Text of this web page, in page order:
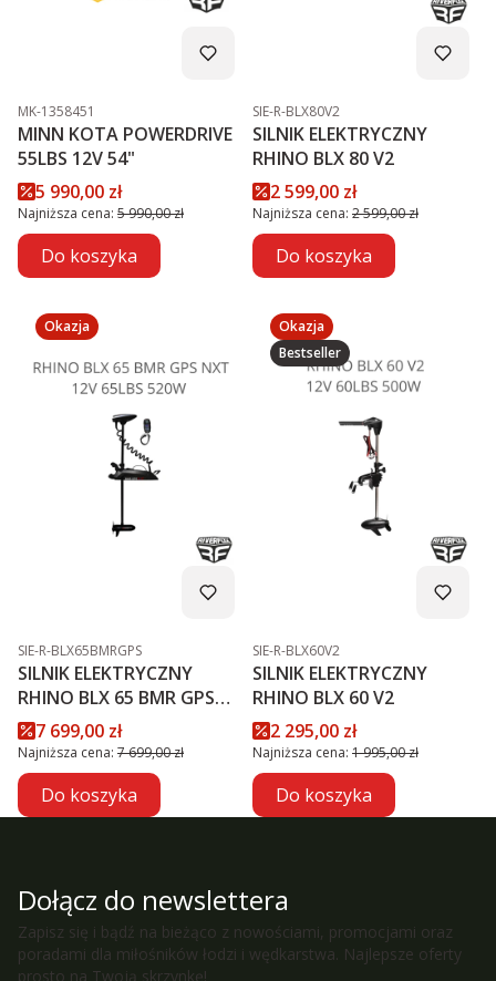
Kod produktu
MK-1358451
MINN KOTA POWERDRIVE
55LBS 12V 54"
Cena promocyjna
5 990,00 zł
Najniższa cena: 5 990,00 zł
Do koszyka
Kod produktu
SIE-R-BLX80V2
SILNIK ELEKTRYCZNY
RHINO BLX 80 V2
Cena promocyjna
2 599,00 zł
Najniższa cena: 2 599,00 zł
Do koszyka
Okazja
Kod produktu
SIE-R-BLX65BMRGPS
SILNIK ELEKTRYCZNY
RHINO BLX 65 BMR GPS
NXTCena promocyjna
7 699,00 zł
Najniższa cena: 7 699,00 zł
Do koszyka
Okazja
Bestseller
Kod produktu
SIE-R-BLX60V2
SILNIK ELEKTRYCZNY
RHINO BLX 60 V2
Cena promocyjna
2 295,00 zł
Najniższa cena: 1 995,00 zł
Do koszyka
Dołącz do newslettera
Zapisz się i bądź na bieżąco z nowościami, promocjami oraz
poradami dla miłośników łodzi i wędkarstwa. Najlepsze oferty
prosto na Twoją skrzynkę!